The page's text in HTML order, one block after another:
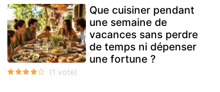
Que cuisiner pendant
une semaine de
vacances sans perdre
de temps ni dépenser
une fortune ?